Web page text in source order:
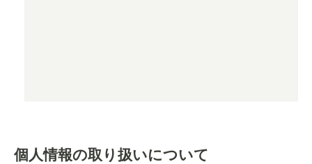
個人情報の取り扱いについて